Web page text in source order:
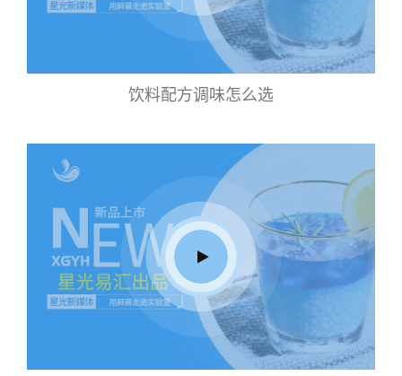
饮料配方调味怎么选